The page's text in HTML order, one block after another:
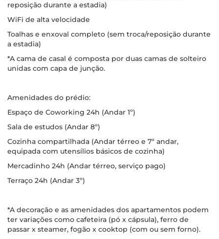
reposição durante a estadia)
WiFi de alta velocidade
Toalhas e enxoval completo (sem troca/reposição durante
a estadia)
*A cama de casal é composta por duas camas de solteiro
unidas com capa de junção.
Amenidades do prédio:
Espaço de Coworking 24h (Andar 1º)
Sala de estudos (Andar 8º)
Cozinha compartilhada (Andar térreo e 7º andar,
equipada com utensílios básicos de cozinha)
Mercadinho 24h (Andar térreo, serviço pago)
Terraço 24h (Andar 3º)
*A decoração e as amenidades dos apartamentos podem
ter variações como cafeteira (pó x cápsula), ferro de
passar x steamer, fogão x cooktop (com ou sem forno).